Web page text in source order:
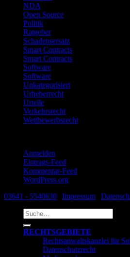
NDA
Open Source
Politik
Ratgeber
Schadensersatz
Smart Contracts
Smart Contracts
Software
Software
Unkategorisiert
Urheberrecht
Urteile
Verkehrsrecht
Wettbewerbsrecht
Anmelden
Eintrags-Feed
Kommentar-Feed
WordPress.org
03641 - 5540630
Impressum
Suche
nach:
RECHTSGEBIETE
Rechtsanwaltskanzlei für
Datenschutzrecht